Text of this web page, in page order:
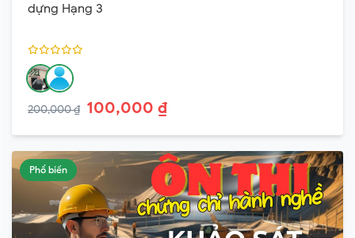
dựng Hạng 3
200,000 ₫ 100,000 ₫
Phổ biến